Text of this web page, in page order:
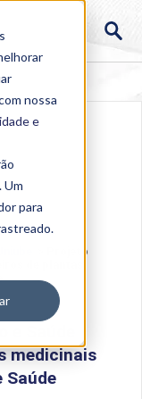
nossa
e
Um
para
Projeto
de plantas
medicinais
Saúde